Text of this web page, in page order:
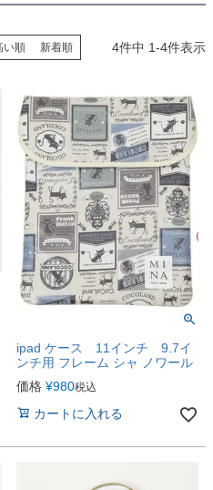
い順 新着順 4件中 1-4件表示
ipad ケース 11インチ 9.7イ
ンチ用 フレーム シャ ノワール
価格 ¥980税込
カートに入れる